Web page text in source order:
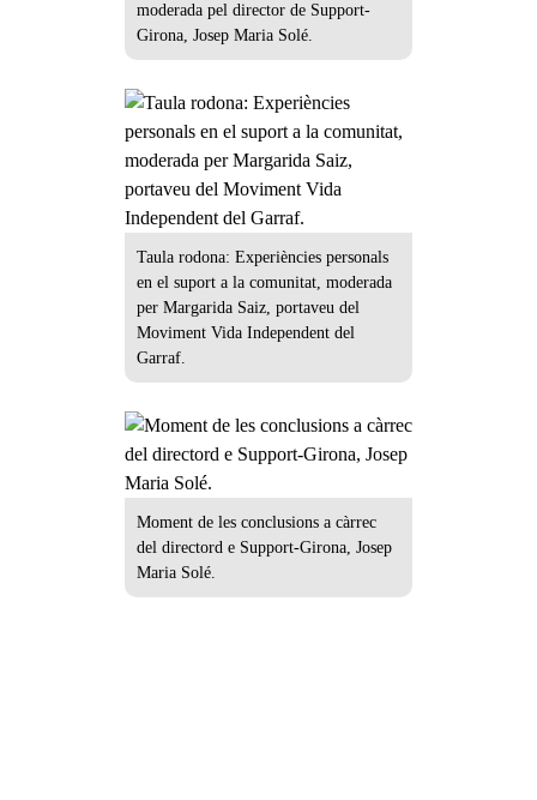
moderada pel director de Support-
Girona, Josep Maria Solé.
Taula rodona: Experiències personals
en el suport a la comunitat, moderada
per Margarida Saiz, portaveu del
Moviment Vida Independent del
Garraf.
Moment de les conclusions a càrrec
del directord e Support-Girona, Josep
Maria Solé.